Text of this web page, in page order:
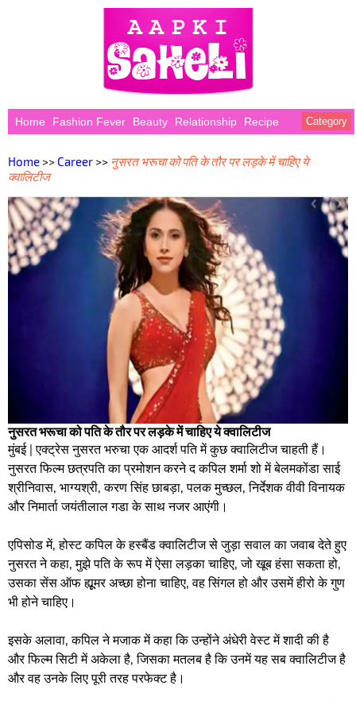
Home Fashion Fever Beauty Relationship Recipe Category
Home >> Career >> नुसरत भरूचा को पति के तौर पर लड़के में चाहिए ये
क्वालिटीज
नुसरत भरूचा को पति के तौर पर लड़के में चाहिए ये क्वालिटीज
मुंबई | एक्ट्रेस नुसरत भरुचा एक आदर्श पति में कुछ क्वालिटीज चाहती हैं।
नुसरत फिल्म छत्रपति का प्रमोशन करने द कपिल शर्मा शो में बेलमकोंडा साई
श्रीनिवास, भाग्यश्री, करण सिंह छाबड़ा, पलक मुच्छल, निर्देशक वीवी विनायक
और निमार्ता जयंतीलाल गडा के साथ नजर आएंगी।
एपिसोड में, होस्ट कपिल के हस्बैंड क्वालिटीज से जुड़ा सवाल का जवाब देते हुए
नुसरत ने कहा, मुझे पति के रूप में ऐसा लड़का चाहिए, जो खूब हंसा सकता हो,
उसका सेंस ऑफ ह्यूूमर अच्छा होना चाहिए, वह सिंगल हो और उसमें हीरो के गुण
भी होने चाहिए।
इसके अलावा, कपिल ने मजाक में कहा कि उन्होंने अंधेरी वेस्ट में शादी की है
और फिल्म सिटी में अकेला है, जिसका मतलब है कि उनमें यह सब क्वालिटीज है
और वह उनके लिए पूरी तरह परफेक्ट है।